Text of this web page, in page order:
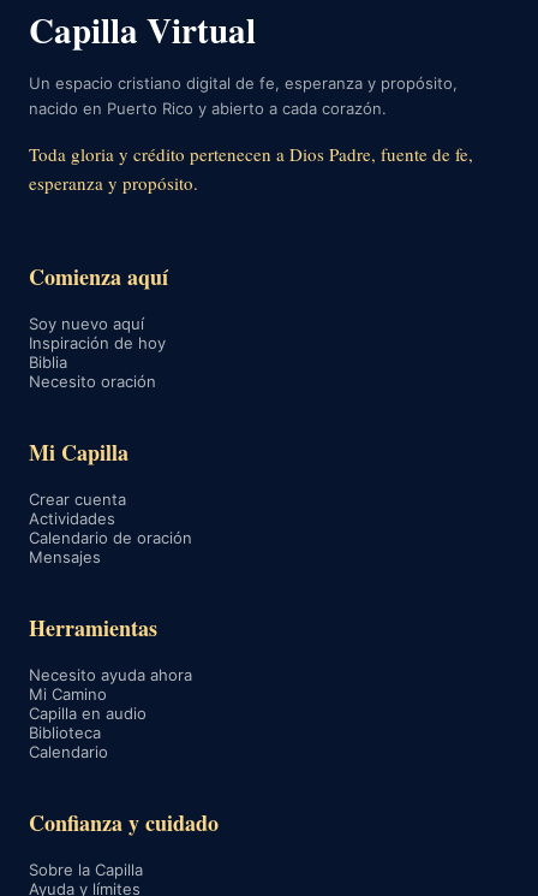
Capilla Virtual
Un espacio cristiano digital de fe, esperanza y propósito,
nacido en Puerto Rico y abierto a cada corazón.
Toda gloria y crédito pertenecen a Dios Padre, fuente de fe,
esperanza y propósito.
Comienza aquí
Soy nuevo aquí
Inspiración de hoy
Biblia
Necesito oración
Mi Capilla
Crear cuenta
Actividades
Calendario de oración
Mensajes
Herramientas
Necesito ayuda ahora
Mi Camino
Capilla en audio
Biblioteca
Calendario
Confianza y cuidado
Sobre la Capilla
Ayuda y límites